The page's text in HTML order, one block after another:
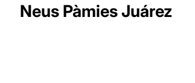
Neus Pàmies Juárez